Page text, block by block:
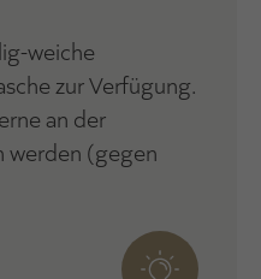
weiche
zur Verfügung.
an der
werden (gegen